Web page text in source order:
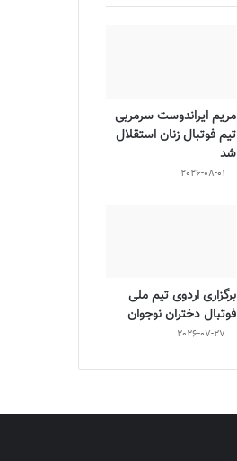
مریم ایراندوست سرمربی
تیم فوتبال زنان استقلال
شد
2026-08-01
برگزاری اردوی تیم ملی
فوتبال دختران نوجوان
2026-07-27